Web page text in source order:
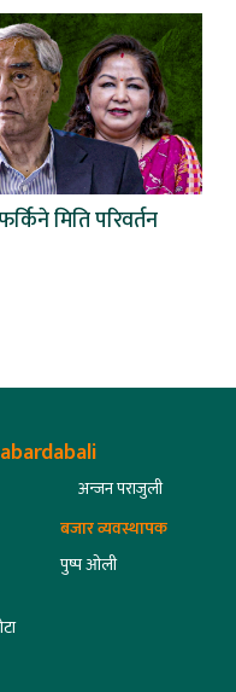
मिति परिवर्तन
अन्जन पराजुली
बजार व्यवस्थापक
पुष्प ओली